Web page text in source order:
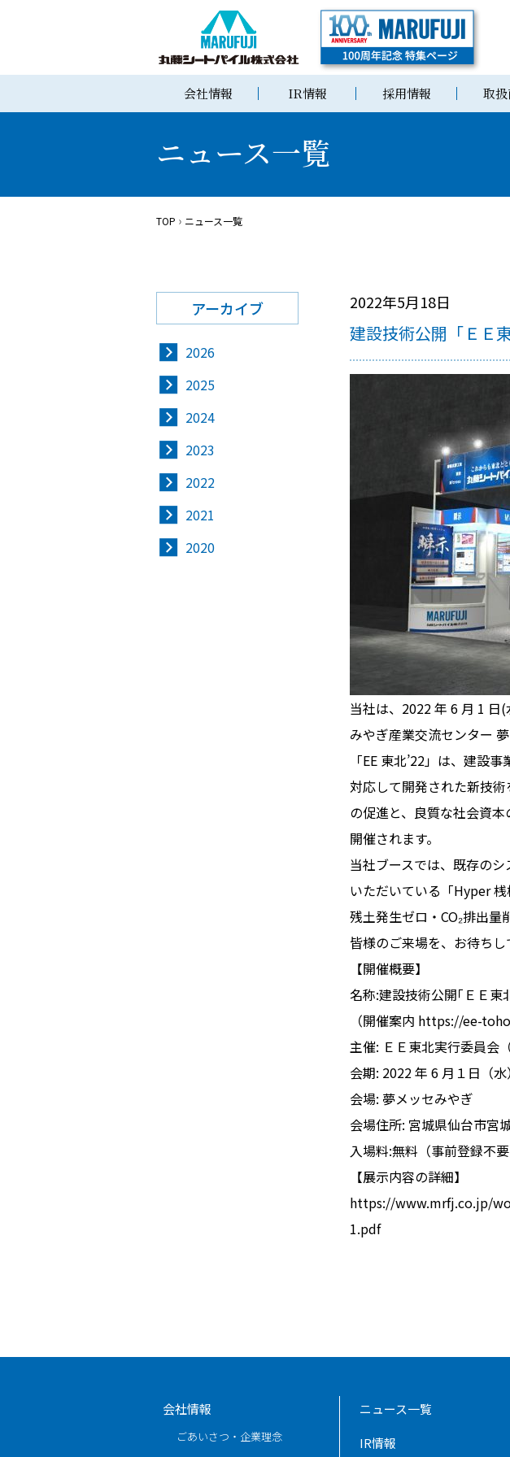
会社情報 IR情報 採用情報 取
ニュース一覧
TOP ニュース一覧
アーカイブ
2026
2025
2024
2023
2022
2021
2020
2022年5月18日
建設技術公開「ＥＥ
当社は、2022 年 6 月 1 日
みやぎ産業交流センター
「EE 東北’22」は、建設
対応して開発された新技
の促進と、良質な社会資
開催されます。
当社ブースでは、既存の
いただいている「Hyper
残土発生ゼロ・CO₂排出量
皆様のご来場を、お待ちし
【開催概要】
名称:建設技術公開｢ＥＥ
（開催案内 https://ee-
主催: ＥＥ東北実行委員会
会期: 2022 年 6 月１日（
会場: 夢メッセみやぎ
会場住所: 宮城県仙台市宮
入場料:無料（事前登録不要
【展示内容の詳細】
https://www.mrfj.co.jp/
1.pdf
会社情報
ごあいさつ・企業理念
ニュース一覧
IR情報